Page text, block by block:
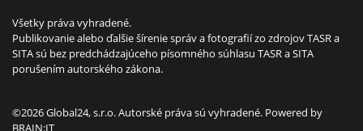
Všetky práva vyhradené.
Publikovanie alebo ďalšie šírenie správ a fotografií zo zdrojov TASR a
SITA sú bez predchádzajúceho písomného súhlasu TASR a SITA
porušením autorského zákona.
©2026 Global24, s.r.o. Autorské práva sú vyhradené. Powered by
BRAIN:IT